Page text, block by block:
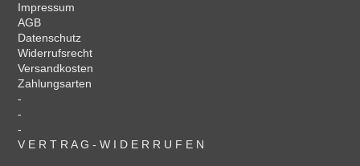
Impressum
AGB
Datenschutz
Widerrufsrecht
Versandkosten
Zahlungsarten
-
-
-
V E R T R A G - W I D E R R U F E N